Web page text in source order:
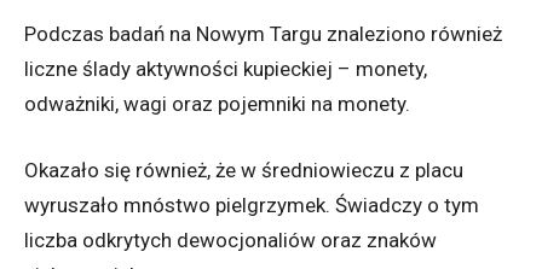
Podczas badań na Nowym Targu znaleziono również
liczne ślady aktywności kupieckiej – monety,
odważniki, wagi oraz pojemniki na monety.
Okazało się również, że w średniowieczu z placu
wyruszało mnóstwo pielgrzymek. Świadczy o tym
liczba odkrytych dewocjonaliów oraz znaków